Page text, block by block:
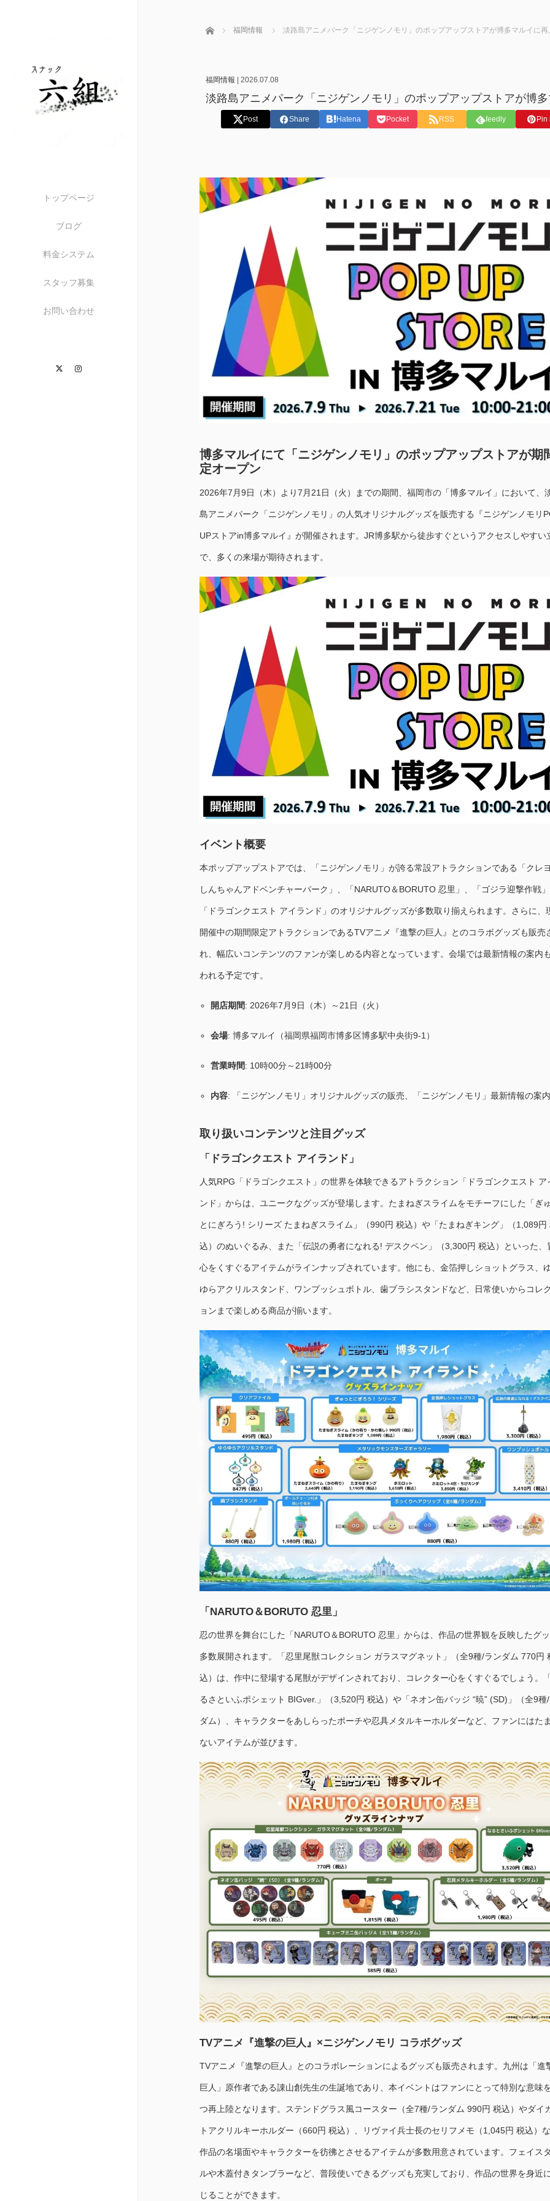
トップページ
ブログ
料金システム
スタッフ募集
お問い合わせ
Twitter
ホーム 福岡情報 淡路島アニメパーク「ニジゲンノモリ」のポップアップストアが博多マルイに
福岡情報 2026.07.08
淡路島アニメパーク「ニジゲンノモリ」のポップアップストアが博
Post Share Hatena Pocket RSS feedly Pin
博多マルイにて「ニジゲンノモリ」のポップアップストアが期
定オープン
2026年7月9日（木）より7月21日（火）までの期間、福岡市の「博多マルイ」において、
島アニメパーク「ニジゲンノモリ」の人気オリジナルグッズを販売する『ニジゲンノモリ
UPストアin博多マルイ』が開催されます。JR博多駅から徒歩すぐというアクセスしやすい
で、多くの来場が期待されます。
イベント概要
本ポップアップストアでは、「ニジゲンノモリ」が誇る常設アトラクションである「クレ
しんちゃんアドベンチャーパーク」、「NARUTO＆BORUTO 忍里」、「ゴジラ迎撃作戦
「ドラゴンクエスト アイランド」のオリジナルグッズが多数取り揃えられます。さらに、
開催中の期間限定アトラクションであるTVアニメ『進撃の巨人』とのコラボグッズも販売
れ、幅広いコンテンツのファンが楽しめる内容となっています。会場では最新情報の案内
われる予定です。
開店期間: 2026年7月9日（木）～21日（火）
会場: 博多マルイ（福岡県福岡市博多区博多駅中央街9-1）
営業時間: 10時00分～21時00分
内容: 「ニジゲンノモリ」オリジナルグッズの販売、「ニジゲンノモリ」最新情報の案
取り扱いコンテンツと注目グッズ
「ドラゴンクエスト アイランド」
人気RPG「ドラゴンクエスト」の世界を体験できるアトラクション「ドラゴンクエスト ア
ンド」からは、ユニークなグッズが登場します。たまねぎスライムをモチーフにした「ぎ
とにぎろう! シリーズ たまねぎスライム」（990円 税込）や「たまねぎキング」（1,089円
込）のぬいぐるみ、また「伝説の勇者になれる! デスクペン」（3,300円 税込）といった、
心をくすぐるアイテムがラインナップされています。他にも、金箔押しショットグラス、
ゆらアクリルスタンド、ワンプッシュボトル、歯ブラシスタンドなど、日常使いからコレ
ョンまで楽しめる商品が揃います。
「NARUTO＆BORUTO 忍里」
忍の世界を舞台にした「NARUTO＆BORUTO 忍里」からは、作品の世界観を反映したグ
多数展開されます。「忍里尾獣コレクション ガラスマグネット」（全9種/ランダム 770円
込）は、作中に登場する尾獣がデザインされており、コレクター心をくすぐるでしょう。
るさといふポシェット BIGver.」（3,520円 税込）や「ネオン缶バッジ “暁” (SD)」（全9種
ダム）、キャラクターをあしらったポーチや忍具メタルキーホルダーなど、ファンにはた
ないアイテムが並びます。
TVアニメ『進撃の巨人』×ニジゲンノモリ コラボグッズ
TVアニメ『進撃の巨人』とのコラボレーションによるグッズも販売されます。九州は「進
巨人」原作者である諌山創先生の生誕地であり、本イベントはファンにとって特別な意味
つ再上陸となります。ステンドグラス風コースター（全7種/ランダム 990円 税込）やダイ
トアクリルキーホルダー（660円 税込）、リヴァイ兵士長のセリフメモ（1,045円 税込）
作品の名場面やキャラクターを彷彿とさせるアイテムが多数用意されています。フェイス
ルや木蓋付きタンブラーなど、普段使いできるグッズも充実しており、作品の世界を身近
じることができます。